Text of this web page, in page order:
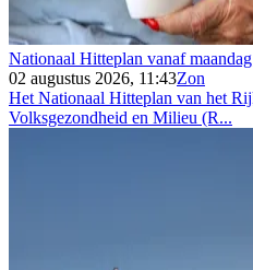
Nationaal Hitteplan vanaf
02 augustus 2026, 11:43Zon
Het Nationaal Hitteplan van het
Volksgezondheid en Milieu (R...